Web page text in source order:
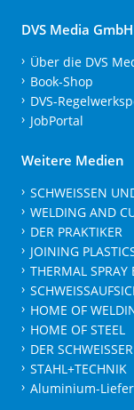
DVS Media GmbH
Über die DVS
Book-Shop
DVS-
JobPortal
Weitere Medien
SCHWEISSEN
WELDING AND
DER PRAKTIKER
JOINING
THERMAL SPRAY
HOME OF
HOME OF STEEL
DER SCHWEISSER
STAHL+TECHNIK
Aluminium-